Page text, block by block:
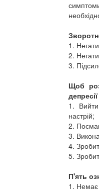
1.
2.
3.
Щоб
1.
настрій;
2.
3.
4.
5.
П'ять
1. Немає